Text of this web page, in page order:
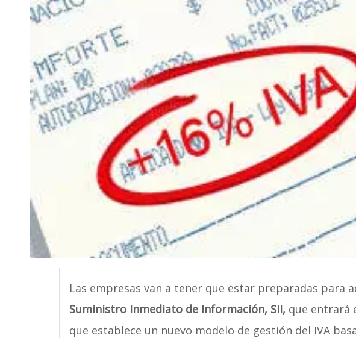
Las empresas van a tener que estar preparadas para
Suministro Inmediato de Información, SII, que entrará
que establece un nuevo modelo de gestión del IVA